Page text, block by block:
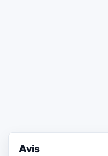
Avis